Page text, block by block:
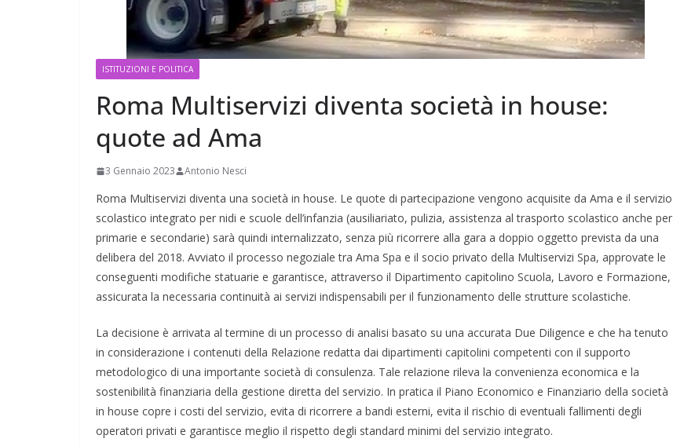
ISTITUZIONI E POLITICA
Roma Multiservizi diventa società in house:
quote ad Ama
3 Gennaio 2023 Antonio Nesci
Roma Multiservizi diventa una società in house. Le quote di partecipazione vengono acquisite da Ama e il servizio
scolastico integrato per nidi e scuole dell’infanzia (ausiliariato, pulizia, assistenza al trasporto scolastico anche per
primarie e secondarie) sarà quindi internalizzato, senza più ricorrere alla gara a doppio oggetto prevista da una
delibera del 2018. Avviato il processo negoziale tra Ama Spa e il socio privato della Multiservizi Spa, approvate le
conseguenti modifiche statuarie e garantisce, attraverso il Dipartimento capitolino Scuola, Lavoro e Formazione,
assicurata la necessaria continuità ai servizi indispensabili per il funzionamento delle strutture scolastiche.
La decisione è arrivata al termine di un processo di analisi basato su una accurata Due Diligence e che ha tenuto
in considerazione i contenuti della Relazione redatta dai dipartimenti capitolini competenti con il supporto
metodologico di una importante società di consulenza. Tale relazione rileva la convenienza economica e la
sostenibilità finanziaria della gestione diretta del servizio. In pratica il Piano Economico e Finanziario della società
in house copre i costi del servizio, evita di ricorrere a bandi esterni, evita il rischio di eventuali fallimenti degli
operatori privati e garantisce meglio il rispetto degli standard minimi del servizio integrato.